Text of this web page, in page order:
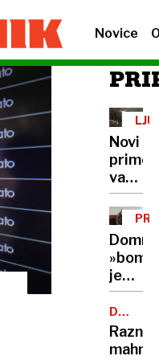
Novice
Novi
primer
izginila
še
ribe
je
rešila
DNK
DELITEV
Razni